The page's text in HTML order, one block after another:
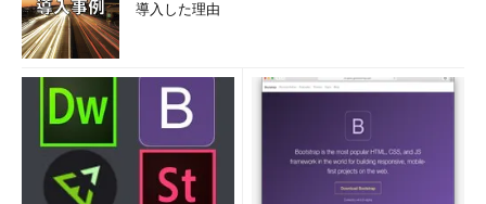
導入した理由